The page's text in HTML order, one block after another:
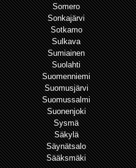
Somero
Sonkajärvi
Sotkamo
Sulkava
Sumiainen
Suolahti
Suomenniemi
Suomusjärvi
Suomussalmi
Suonenjoki
Sysmä
Säkylä
Säynätsalo
Sääksmäki